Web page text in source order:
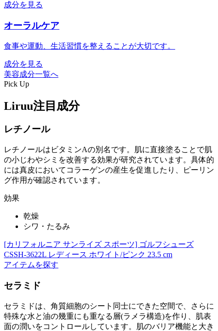
成分を見る
オーラルケア
食事や運動、生活習慣を整えることが大切です。
成分を見る
美容成分一覧へ
Pick Up
Liruu注目成分
レチノール
レチノールはビタミンAの別名です。肌に直接塗ることで肌
の小じわやシミを改善する効果が研究されています。具体的
には真皮においてコラーゲンの産生を促進したり、ピーリン
グ作用が確認されています。
効果
乾燥
シワ・たるみ
[カリフォルニア サンライズ スポーツ] ゴルフシューズ
CSSH-3622L レディース ホワイト/ピンク 23.5 cm
アイテムを探す
セラミド
セラミドは、角質細胞のシート同士にできた空間で、さらに
特殊な水と油の幾重にも重なる層(ラメラ構造)を作り、肌表
面の潤いをコントロールしています。肌のバリア機能と大き